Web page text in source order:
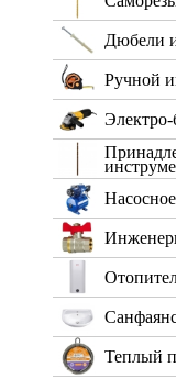
Дюбели
Ручной
Теплый